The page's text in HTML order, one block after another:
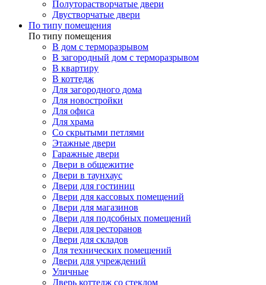
Полуторастворчатые двери
Двустворчатые двери
По типу помещения
По типу помещения
В дом с терморазрывом
В загородный дом с терморазрывом
В квартиру
В коттедж
Для загородного дома
Для новостройки
Для офиса
Для храма
Со скрытыми петлями
Этажные двери
Гаражные двери
Двери в общежитие
Двери в таунхаус
Двери для гостиниц
Двери для кассовых помещений
Двери для магазинов
Двери для подсобных помещений
Двери для ресторанов
Двери для складов
Для технических помещений
Двери для учреждений
Уличные
Дверь коттедж со стеклом